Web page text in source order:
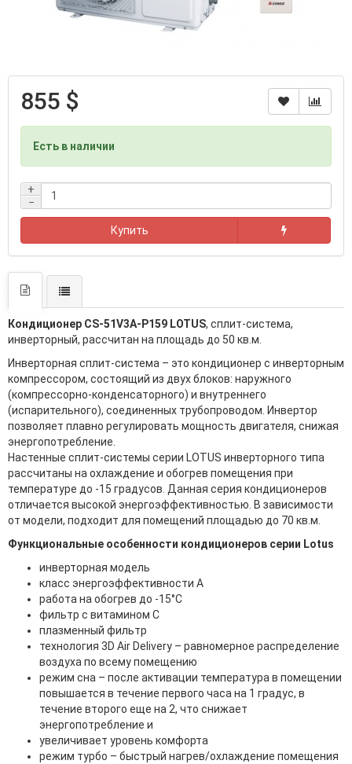
855 $
Есть в наличии
+
−
Купить
Кондиционер CS-51V3A-P159 LOTUS, сплит-система,
инверторный, рассчитан на площадь до 50 кв.м.
Инверторная сплит-система – это кондиционер с инверторным
компрессором, состоящий из двух блоков: наружного
(компрессорно-конденсаторного) и внутреннего
(испарительного), соединенных трубопроводом. Инвертор
позволяет плавно регулировать мощность двигателя, снижая
энергопотребление.
Настенные сплит-системы серии LOTUS инверторного типа
рассчитаны на охлаждение и обогрев помещения при
температуре до -15 градусов. Данная серия кондиционеров
отличается высокой энергоэффективностью. В зависимости
от модели, подходит для помещений площадью до 70 кв.м.
Функциональные особенности кондиционеров серии Lotus
инверторная модель
класс энергоэффективности A
работа на обогрев до -15°С
фильтр с витамином С
плазменный фильтр
технология 3D Air Delivery – равномерное распределение
воздуха по всему помещению
режим сна – после активации температура в помещении
повышается в течение первого часа на 1 градус, в
течение второго еще на 2, что снижает
энергопотребление и
увеличивает уровень комфорта
режим турбо – быстрый нагрев/охлаждение помещения